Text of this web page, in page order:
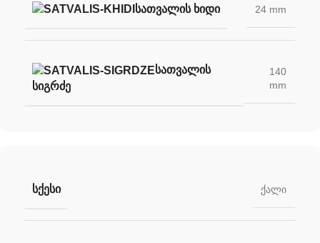
ᲡᲐᲗᲕᲐᲚᲘᲡ ᲮᲘᲓᲘ 24 mm
ᲡᲐᲗᲕᲐᲚᲘᲡ
ᲡᲘᲒᲠᲫᲔ
140
mm
ᲡᲥᲔᲡᲘ ქალი